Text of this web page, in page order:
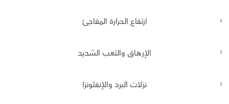
ارتفاع الحرارة المفاجئ
الإرهاق والتعب الشديد
نزلات البرد والإنفلونزا